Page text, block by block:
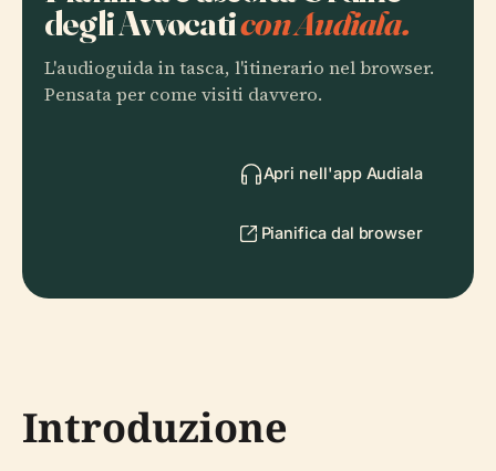
degli Avvocaticon Audiala.
L'audioguida in tasca, l'itinerario nel browser.
Pensata per come visiti davvero.
Apri nell'app Audiala
Pianifica dal browser
Introduzione